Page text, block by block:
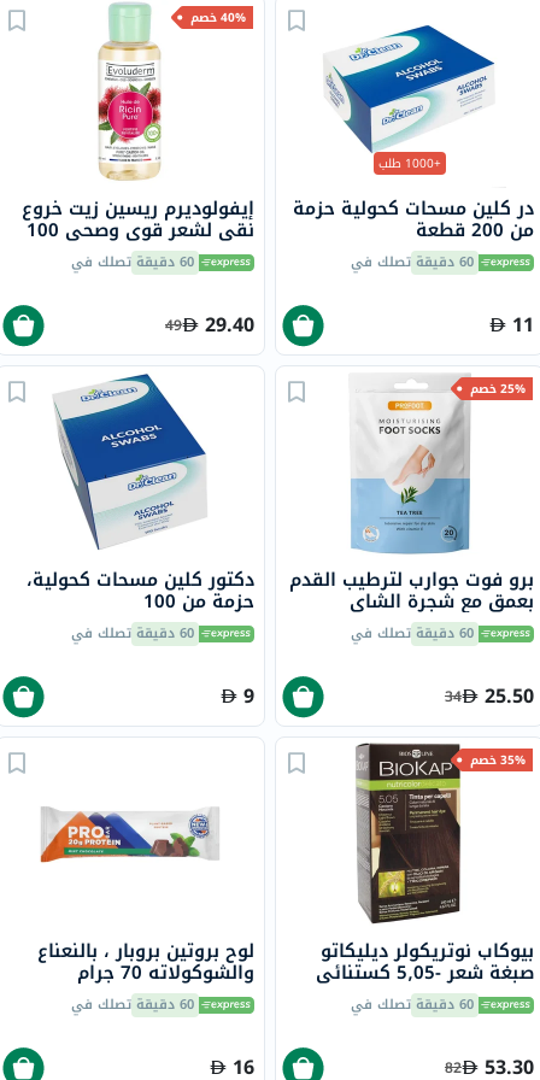
+1000 طلب
در كلين مسحات كحولية حزمة
من 200 قطعة
60 دقيقة تصلك في
11
40% خصم
إيفولوديرم ريسين زيت خروع
نقي لشعر قوي وصحي 100
مل 60 دقيقة تصلك في
29.40
49
25% خصم
برو فوت جوارب لترطيب القدم
بعمق مع شجرة الشاي
وفيتامين E لإصلاح البشرة
الجافة،حزمه من زوج واحد
60 دقيقة تصلك في
25.50
34
دكتور كلين مسحات كحولية،
حزمة من 100
60 دقيقة تصلك في
9
35% خصم
بيوكاب نوتريكولر ديليكاتو
صبغة شعر -5٫05 كستنائي
بني فاتح 140 مل
60 دقيقة تصلك في
53.30
82
لوح بروتين بروبار ، بالنعناع
والشوكولاته 70 جرام
60 دقيقة تصلك في
16